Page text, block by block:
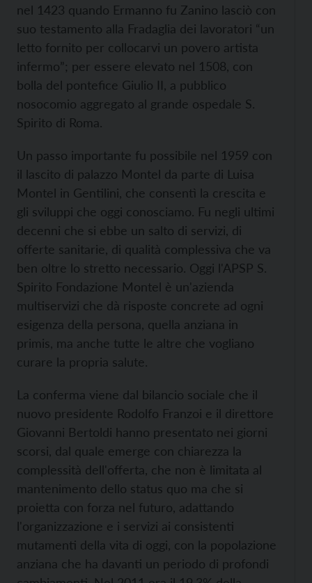
nel 1423 quando Ermanno fu Zanino lasciò con
suo testamento alla Fradaglia dei lavoratori “un
letto fornito per collocarvi un povero artista
infermo”; per essere elevato nel 1508, con
bolla del pontefice Giulio II, a pubblico
nosocomio aggregato al grande ospedale S.
Spirito di Roma.
Un passo importante fu possibile nel 1959 con
il lascito di palazzo Montel da parte di Luisa
Montel in Gentilini, che consentì la crescita e
gli sviluppi che oggi conosciamo. Fu negli ultimi
decenni che si ebbe un salto di servizi, di
offerte sanitarie, di qualità complessiva che va
ben oltre lo stretto necessario. Oggi l'APSP S.
Spirito Fondazione Montel è un'azienda
multiservizi che dà risposte concrete ad ogni
esigenza della persona, quella anziana in
primis, ma anche tutte le altre che vogliano
curare la propria salute.
La conferma viene dal bilancio sociale che il
nuovo presidente Rodolfo Franzoi e il direttore
Giovanni Bertoldi hanno presentato nei giorni
scorsi, dal quale emerge con chiarezza la
complessità dell'offerta, che non è limitata al
mantenimento dello status quo ma che si
proietta con forza nel futuro, adattando
l'organizzazione e i servizi ai consistenti
mutamenti della vita di oggi, con la popolazione
anziana che ha davanti un periodo di profondi